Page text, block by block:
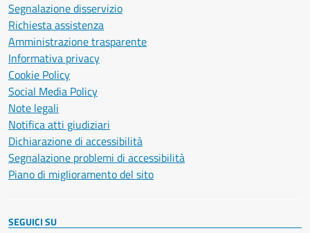
Segnalazione disservizio
Richiesta assistenza
Amministrazione trasparente
Informativa privacy
Cookie Policy
Social Media Policy
Note legali
Notifica atti giudiziari
Dichiarazione di accessibilità
Segnalazione problemi di accessibilità
Piano di miglioramento del sito
SEGUICI SU